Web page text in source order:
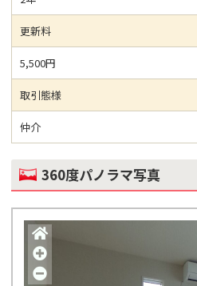
更新料
5,500円
取引態様
仲介
360度パノラマ写真